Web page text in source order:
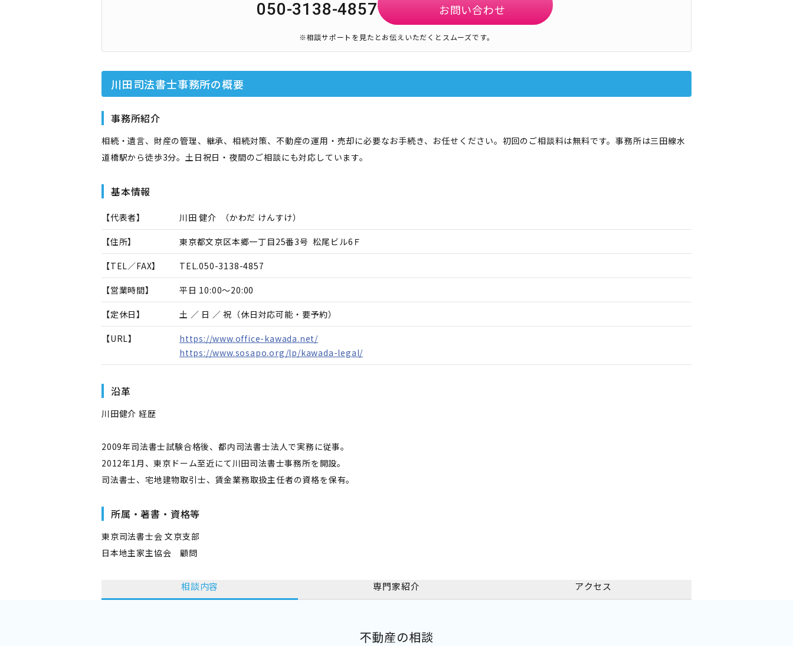
050-3138-4857 お問い合わせ
※相談サポートを見たとお伝えいただくとスムーズです。
川田司法書士事務所の概要
事務所紹介
相続・遺言、財産の管理、継承、相続対策、不動産の運用・売却に必要なお手続き、お任せください。初回のご相談料は無料です。事務所は三田線水
道橋駅から徒歩3分。土日祝日・夜間のご相談にも対応しています。
基本情報
【代表者】 川田 健介 （かわだ けんすけ）
【住所】 東京都文京区本郷一丁目25番3号 松尾ビル6Ｆ
【TEL／FAX】 TEL.050-3138-4857
【営業時間】 平日 10:00～20:00
【定休日】 土 ／ 日 ／ 祝（休日対応可能・要予約）
【URL】
https://www.office-kawada.net/
https://www.sosapo.org/lp/kawada-legal/
沿革
川田健介 経歴
2009年司法書士試験合格後、都内司法書士法人で実務に従事。
2012年1月、東京ドーム至近にて川田司法書士事務所を開設。
司法書士、宅地建物取引士、賃金業務取扱主任者の資格を保有。
所属・著書・資格等
東京司法書士会 文京支部
日本地主家主協会 顧問
相談内容 専門家紹介 アクセス
不動産の相談